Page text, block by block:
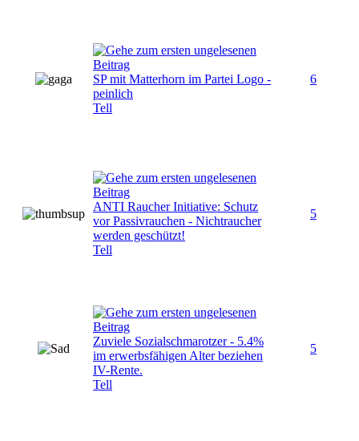
SP mit Matterhorn im Partei Logo -
peinlich
Tell
6
ANTI Raucher Initiative: Schutz
vor Passivrauchen - Nichtraucher
werden geschützt!
Tell
5
Zuviele Sozialschmarotzer - 5.4%
im erwerbsfähigen Alter beziehen
IV-Rente.
Tell
5